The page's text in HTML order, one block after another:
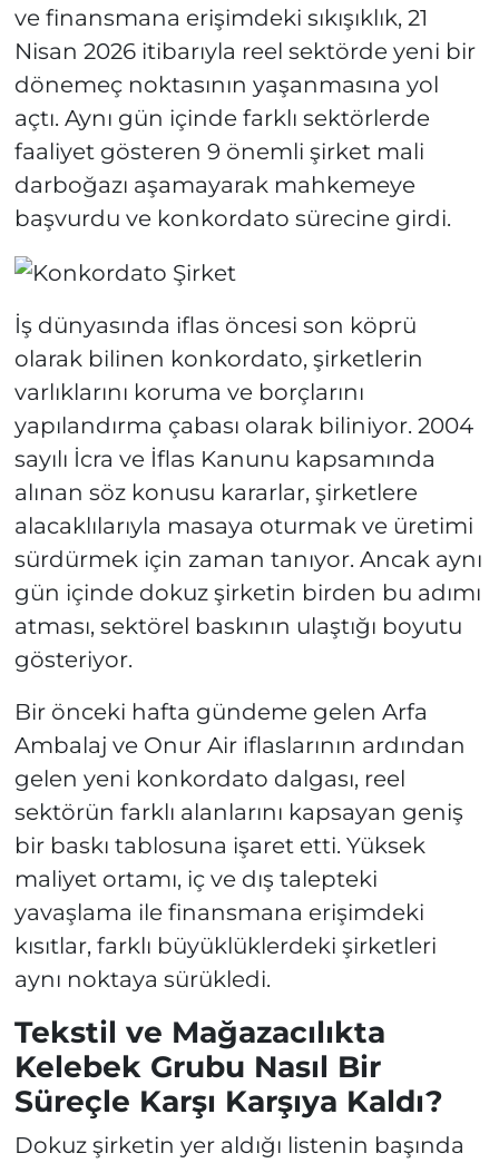
ve finansmana erişimdeki sıkışıklık, 21
Nisan 2026 itibarıyla reel sektörde yeni bir
dönemeç noktasının yaşanmasına yol
açtı. Aynı gün içinde farklı sektörlerde
faaliyet gösteren 9 önemli şirket mali
darboğazı aşamayarak mahkemeye
başvurdu ve konkordato sürecine girdi.
İş dünyasında iflas öncesi son köprü
olarak bilinen konkordato, şirketlerin
varlıklarını koruma ve borçlarını
yapılandırma çabası olarak biliniyor. 2004
sayılı İcra ve İflas Kanunu kapsamında
alınan söz konusu kararlar, şirketlere
alacaklılarıyla masaya oturmak ve üretimi
sürdürmek için zaman tanıyor. Ancak aynı
gün içinde dokuz şirketin birden bu adımı
atması, sektörel baskının ulaştığı boyutu
gösteriyor.
Bir önceki hafta gündeme gelen Arfa
Ambalaj ve Onur Air iflaslarının ardından
gelen yeni konkordato dalgası, reel
sektörün farklı alanlarını kapsayan geniş
bir baskı tablosuna işaret etti. Yüksek
maliyet ortamı, iç ve dış talepteki
yavaşlama ile finansmana erişimdeki
kısıtlar, farklı büyüklüklerdeki şirketleri
aynı noktaya sürükledi.
Tekstil ve Mağazacılıkta
Kelebek Grubu Nasıl Bir
Süreçle Karşı Karşıya Kaldı?
Dokuz şirketin yer aldığı listenin başında